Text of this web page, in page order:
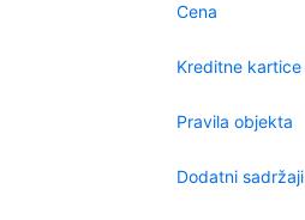
Cena
Kreditne kartice
Pravila objekta
Dodatni sadržaji